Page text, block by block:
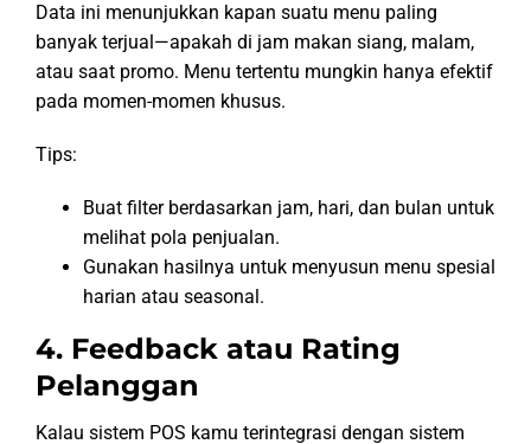
Data ini menunjukkan kapan suatu menu paling
banyak terjual—apakah di jam makan siang, malam,
atau saat promo. Menu tertentu mungkin hanya efektif
pada momen-momen khusus.
Tips:
Buat filter berdasarkan jam, hari, dan bulan untuk
melihat pola penjualan.
Gunakan hasilnya untuk menyusun menu spesial
harian atau seasonal.
4. Feedback atau Rating
Pelanggan
Kalau sistem POS kamu terintegrasi dengan sistem